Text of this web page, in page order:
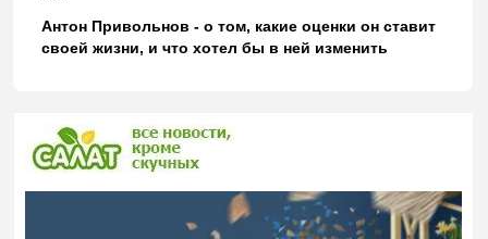
Антон Привольнов - о том, какие оценки он ставит
своей жизни, и что хотел бы в ней изменить